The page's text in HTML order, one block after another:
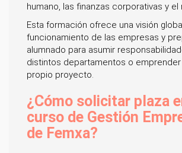
humano, las finanzas corporativas y el
Esta formación ofrece una visión
funcionamiento de las empresas y
alumnado para asumir
distintos departamentos o
propio proyecto.
¿Cómo solicitar plaza
curso de Gestión
de Femxa?